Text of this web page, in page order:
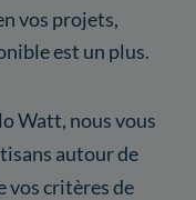
vos projets,
est un plus.
Watt, nous vous
autour de
vos critères de